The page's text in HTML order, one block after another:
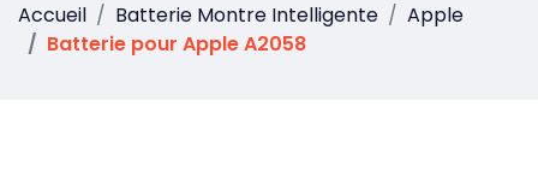
Accueil Batterie Montre Intelligente
Apple
Batterie pour Apple A2058